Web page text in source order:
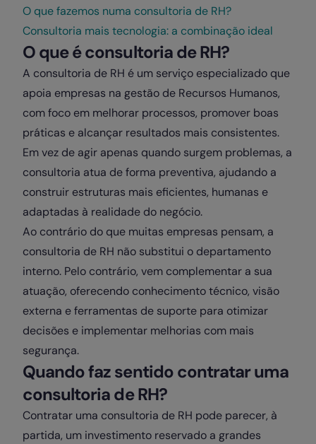
O que fazemos numa consultoria de RH?
Consultoria mais tecnologia: a combinação ideal
O que é consultoria de RH?
A consultoria de RH é um serviço especializado que
apoia empresas na gestão de Recursos Humanos,
com foco em melhorar processos, promover boas
práticas e alcançar resultados mais consistentes.
Em vez de agir apenas quando surgem problemas, a
consultoria atua de forma preventiva, ajudando a
construir estruturas mais eficientes, humanas e
adaptadas à realidade do negócio.
Ao contrário do que muitas empresas pensam, a
consultoria de RH não substitui o departamento
interno. Pelo contrário, vem complementar a sua
atuação, oferecendo conhecimento técnico, visão
externa e ferramentas de suporte para otimizar
decisões e implementar melhorias com mais
segurança.
Quando faz sentido contratar uma
consultoria de RH?
Contratar uma consultoria de RH pode parecer, à
partida, um investimento reservado a grandes